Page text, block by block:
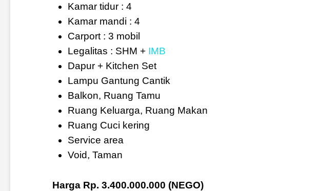
Kamar tidur : 4
Kamar mandi : 4
Carport : 3 mobil
Legalitas : SHM + IMB
Dapur + Kitchen Set
Lampu Gantung Cantik
Balkon, Ruang Tamu
Ruang Keluarga, Ruang Makan
Ruang Cuci kering
Service area
Void, Taman
Harga Rp. 3.400.000.000 (NEGO)